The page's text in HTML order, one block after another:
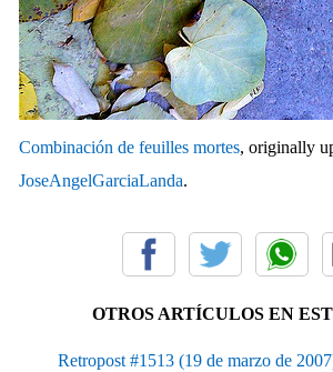
Combinación de feuilles mortes, originally
JoseAngelGarciaLanda.
OTROS ARTÍCULOS EN
Retropost #1513 (19 de marzo de